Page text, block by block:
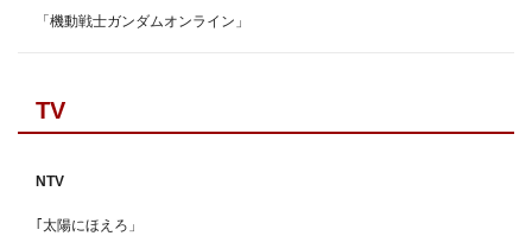
「機動戦士ガンダムオンライン」
TV
NTV
｢太陽にほえろ」